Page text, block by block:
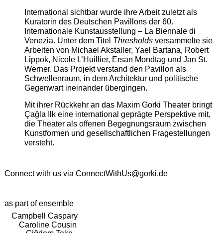
International sichtbar wurde ihre Arbeit zuletzt als
Kuratorin des Deutschen Pavillons der 60.
Internationale Kunstausstellung – La Biennale di
Venezia. Unter dem Titel Thresholdsversammelte sie
Arbeiten von Michael Akstaller, Yael Bartana, Robert
Lippok, Nicole L’Huillier, Ersan Mondtag und Jan St.
Werner. Das Projekt verstand den Pavillon als
Schwellenraum, in dem Architektur und politische
Gegenwart ineinander übergingen.
Mit ihrer Rückkehr an das Maxim Gorki Theater bringt
Çağla Ilk eine international geprägte Perspektive mit,
die Theater als offenen Begegnungsraum zwischen
Kunstformen und gesellschaftlichen Fragestellungen
versteht.
Connect with us via ConnectWithUs@gorki.de
as part of ensemble
Campbell Caspary
Caroline Cousin